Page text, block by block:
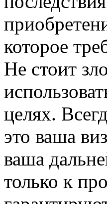
которое
Не стоит
целях.
это ваша
ваша
только к